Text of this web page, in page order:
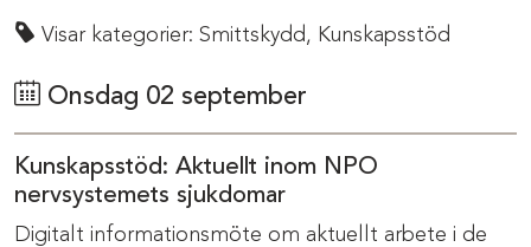
Visar kategorier: Smittskydd, Kunskapsstöd
Onsdag 02 september
Kunskapsstöd: Aktuellt inom NPO
nervsystemets sjukdomar
Digitalt informationsmöte om aktuellt arbete i de